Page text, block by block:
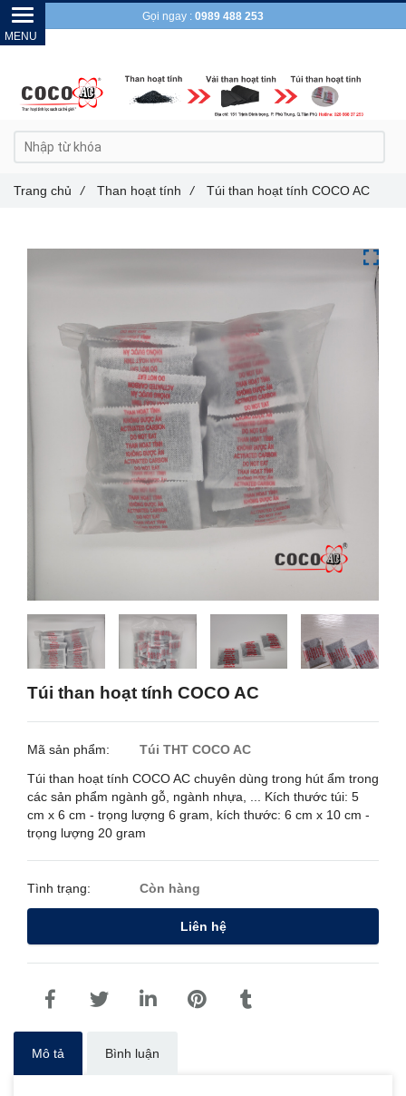
Túi than hoạt tính COCO AC
Mã sản phẩm:
Túi THT COCO AC
Túi than hoạt tính COCO AC chuyên dùng trong hút ẩm trong
các sản phẩm ngành gỗ, ngành nhựa, ... Kích thước túi: 5
cm x 6 cm - trọng lượng 6 gram, kích thước: 6 cm x 10 cm -
trọng lượng 20 gram
Tình trạng: Còn hàng
Liên hệ
Mô tả Bình luận
Trang chủ / Than hoạt tính / Túi than hoạt tính COCO AC
Gọi ngay : 0989 488 253